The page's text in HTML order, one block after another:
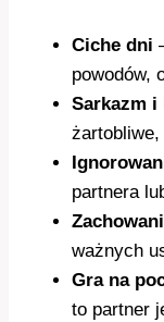
Ciche dni
powodów,
Sarkazm i
partnera
ważnych
Gra na
to partner